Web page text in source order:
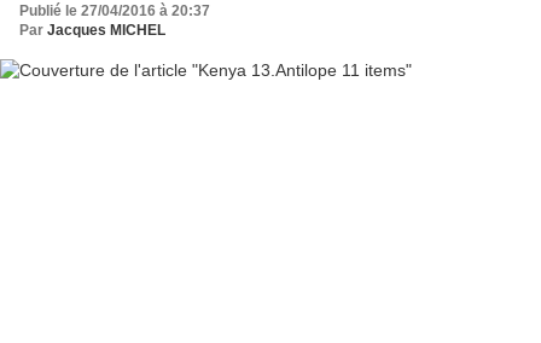
Publié le 27/04/2016 à 20:37
Par Jacques MICHEL